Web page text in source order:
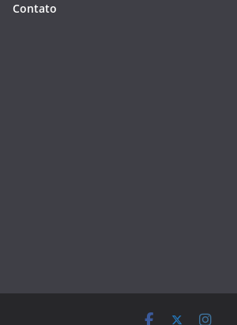
Contato